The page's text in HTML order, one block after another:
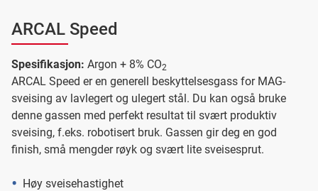
ARCAL Speed
Spesifikasjon: Argon + 8% CO2
ARCAL Speed er en generell beskyttelsesgass for MAG-
sveising av lavlegert og ulegert stål. Du kan også bruke
denne gassen med perfekt resultat til svært produktiv
sveising, f.eks. robotisert bruk. Gassen gir deg en god
finish, små mengder røyk og svært lite sveisesprut.
Høy sveisehastighet